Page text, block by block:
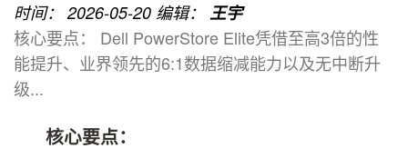
时间： 2026-05-20 编辑： 王宇
核心要点： Dell PowerStore Elite凭借至高3倍的性
能提升、业界领先的6:1数据缩减能力以及无中断升
级...
核心要点：